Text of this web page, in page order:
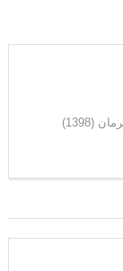
(1398)